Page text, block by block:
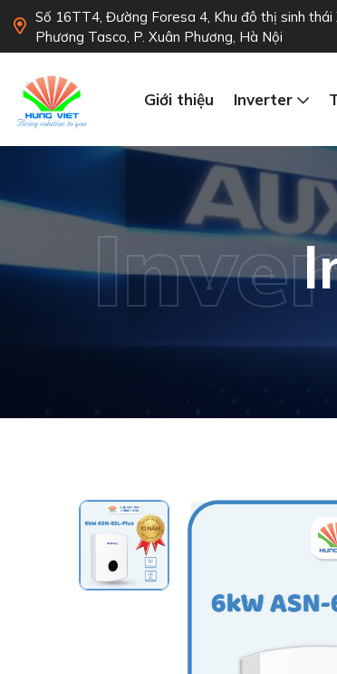
Số 16TT4, Đường Foresa 4, Khu đô thị sinh thái
Phương Tasco, P. Xuân Phương, Hà Nội
Giới thiệu Inverter